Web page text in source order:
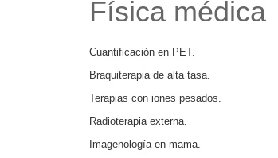
Física médica
Cuantificación en PET.
Braquiterapia de alta tasa.
Terapias con iones pesados.
Radioterapia externa.
Imagenología en mama.